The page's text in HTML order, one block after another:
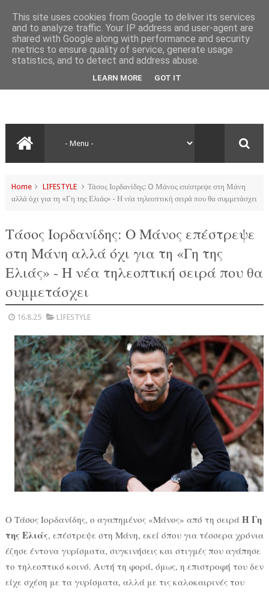
Home LIFESTYLE
Τάσος Ιορδανίδης: O Μάνος επέστρεψε στη Μάνη
αλλά όχι για τη «Γη της Ελιάς» - Η νέα τηλεοπτική σειρά που θα συμμετάσχει
Τάσος Ιορδανίδης: O Μάνος επέστρεψε
στη Μάνη αλλά όχι για τη «Γη της
Ελιάς» - Η νέα τηλεοπτική σειρά που θα
συμμετάσχει
16.8.25 LIFESTYLE
Ο Τάσος Ιορδανίδης, ο αγαπημένος «Μάνος» από τη σειρά Η Γη
της Ελιάς, επέστρεψε στη Μάνη, εκεί όπου για τέσσερα χρόνια
έζησε έντονα γυρίσματα, συγκινήσεις και στιγμές που αγάπησε
το τηλεοπτικό κοινό. Αυτή τη φορά, όμως, η επιστροφή του δεν
είχε σχέση με τα γυρίσματα, αλλά με τις καλοκαιρινές του
This site uses cookies from Google to deliver its services
and to analyze traffic. Your IP address and user-agent are
shared with Google along with performance and security
metrics to ensure quality of service, generate usage
statistics, and to detect and address abuse.
LEARN MORE GOT IT